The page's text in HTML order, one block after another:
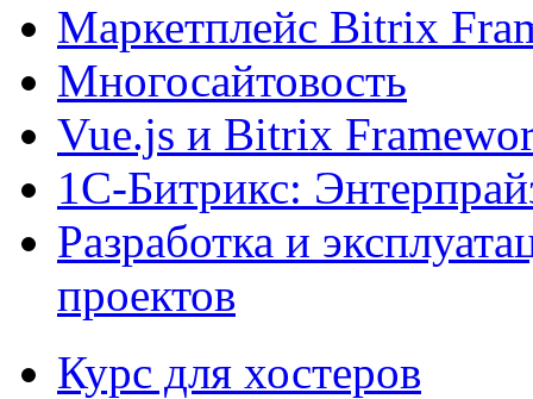
Маркетплейс Bitrix
Многосайтовость
Vue.js и Bitrix
1С-Битрикс:
Разработка и
проектов
Курс для хостеров